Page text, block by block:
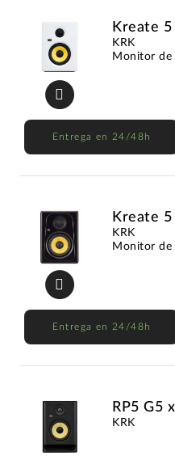
Kreate
KRK
Monitor de
Entrega en 24/48h
Kreate 5
KRK
Monitor de
Entrega en 24/48h
RP5 G5
KRK